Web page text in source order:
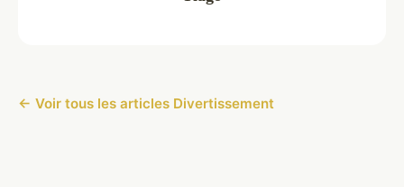
← Voir tous les articles Divertissement